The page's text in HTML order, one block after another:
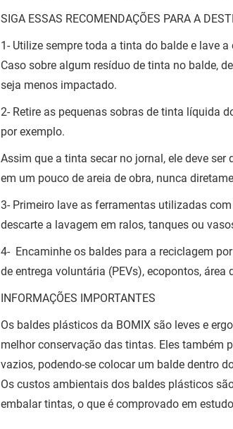
SIGA ESSAS RECOMENDAÇÕES PARA A
1- Utilize sempre toda a tinta do balde e lave
Caso sobre algum resíduo de tinta no balde,
seja menos impactado.
2- Retire as pequenas sobras de tinta líquida
por exemplo.
Assim que a tinta secar no jornal, ele deve
em um pouco de areia de obra, nunca
3- Primeiro lave as ferramentas utilizadas
descarte a lavagem em ralos, tanques ou
4- Encaminhe os baldes para a reciclagem
de entrega voluntária (PEVs), ecopontos,
INFORMAÇÕES IMPORTANTES
Os baldes plásticos da BOMIX são leves e
melhor conservação das tintas. Eles
vazios, podendo-se colocar um balde dentro
Os custos ambientais dos baldes plásticos
embalar tintas, o que é comprovado em